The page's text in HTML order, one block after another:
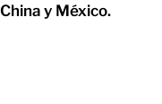
China y México.